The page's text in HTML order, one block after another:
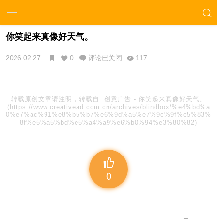
你笑起来真像好天气。
2026.02.27 0 评论已关闭 117
转载原创文章请注明，转载自: 创意广告 - 你笑起来真像好天气。
(https://www.creativead.com.cn/archives/blindbox/%e4%bd%a
0%e7%ac%91%e8%b5%b7%e6%9d%a5%e7%9c%9f%e5%83%
8f%e5%a5%bd%e5%a4%a9%e6%b0%94%e3%80%82)
0